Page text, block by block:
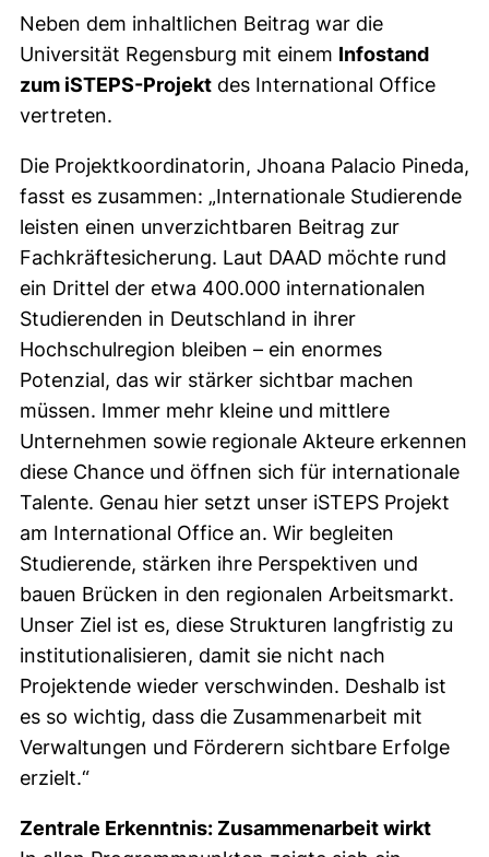
Neben dem inhaltlichen Beitrag war die
Universität Regensburg mit einem Infostand
zum iSTEPS-Projekt des International Office
vertreten.
Die Projektkoordinatorin, Jhoana Palacio Pineda,
fasst es zusammen: „Internationale Studierende
leisten einen unverzichtbaren Beitrag zur
Fachkräftesicherung. Laut DAAD möchte rund
ein Drittel der etwa 400.000 internationalen
Studierenden in Deutschland in ihrer
Hochschulregion bleiben – ein enormes
Potenzial, das wir stärker sichtbar machen
müssen. Immer mehr kleine und mittlere
Unternehmen sowie regionale Akteure erkennen
diese Chance und öffnen sich für internationale
Talente. Genau hier setzt unser iSTEPS Projekt
am International Office an. Wir begleiten
Studierende, stärken ihre Perspektiven und
bauen Brücken in den regionalen Arbeitsmarkt.
Unser Ziel ist es, diese Strukturen langfristig zu
institutionalisieren, damit sie nicht nach
Projektende wieder verschwinden. Deshalb ist
es so wichtig, dass die Zusammenarbeit mit
Verwaltungen und Förderern sichtbare Erfolge
erzielt.“
Zentrale Erkenntnis: Zusammenarbeit wirkt